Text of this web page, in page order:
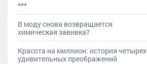
***
В моду снова возвращается
химическая завивка?
Красота на миллион: история четырех
удивительных преображений